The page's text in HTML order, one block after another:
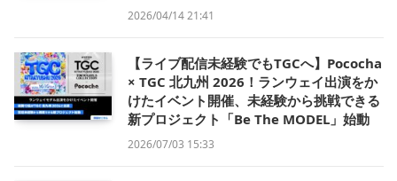
2026/04/14 21:41
【ライブ配信未経験でもTGCへ】Pococha
× TGC 北九州 2026！ランウェイ出演をか
けたイベント開催、未経験から挑戦できる
新プロジェクト「Be The MODEL」始動
2026/07/03 15:33